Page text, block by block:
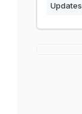
Updates